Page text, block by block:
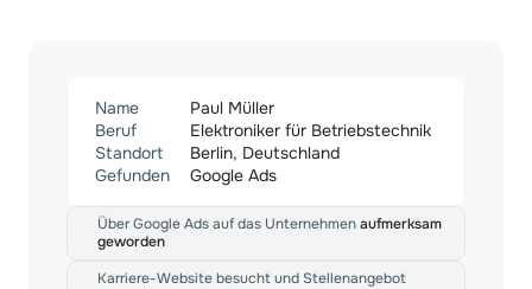
Name
Paul Müller
Beruf
Elektroniker für Betriebstechnik
Standort
Berlin, Deutschland
Gefunden
Google Ads
Über Google Ads auf das Unternehmen aufmerksam
geworden
Karriere-Website besucht und Stellenangebot